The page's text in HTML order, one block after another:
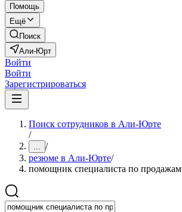
Помощь
Ещё
Поиск
Али-Юрт
Войти
Войти
Зарегистрироваться
Поиск сотрудников в Али-Юрте
/
... /
резюме в Али-Юрте/
помощник специалиста по продажам